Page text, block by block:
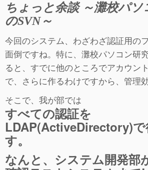
ちょっと余談 ～灘校パソ
のSVN～
今回のシステム、わざわざ認証用の
面倒ですね。特に、灘校パソコン研
ると、すでに他のところでアカウン
で、さらに作るわけですから、管理
そこで、我が部では
すべての認証を
LDAP(ActiveDirectory)で
す。
なんと、システム開発部